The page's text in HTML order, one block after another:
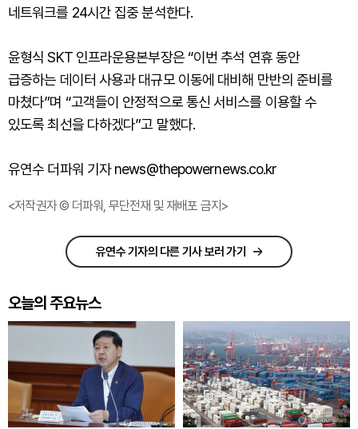
네트워크를 24시간 집중 분석한다.
윤형식 SKT 인프라운용본부장은 “이번 추석 연휴 동안
급증하는 데이터 사용과 대규모 이동에 대비해 만반의 준비를
마쳤다”며 “고객들이 안정적으로 통신 서비스를 이용할 수
있도록 최선을 다하겠다”고 말했다.
유연수 더파워 기자 news@thepowernews.co.kr
<저작권자 © 더파워, 무단전재 및 재배포 금지>
유연수 기자의 다른 기사 보러 가기
오늘의 주요뉴스